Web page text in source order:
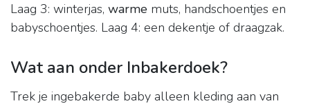
Laag 3: winterjas, warme muts, handschoentjes en
babyschoentjes. Laag 4: een dekentje of draagzak.
Wat aan onder Inbakerdoek?
Trek je ingebakerde baby alleen kleding aan van